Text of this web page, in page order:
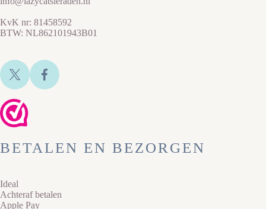
KvK nr: 81458592
BTW: NL862101943B01
BETALEN EN BEZORGEN
Ideal
Achteraf betalen
Apple Pay